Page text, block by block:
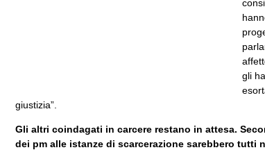
gli
giustizia”.
Gli altri coindagati in carcere restano in attesa.
dei pm alle istanze di scarcerazione sarebbero tutti